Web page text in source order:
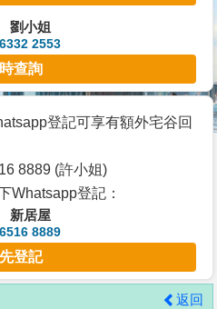
劉小姐
6332 2553
查詢
登記可享有額外宅谷回
8889 (許小姐)
Whatsapp登記：
新居屋
6516 8889
登記
返回